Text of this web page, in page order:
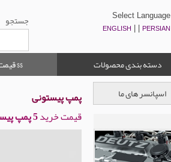
جستجو Select Language
ENGLISH PERSIAN
$$
دسته بندی محصولات
پمپ پیستونی
قیمت خرید5 پمپ پیستونی
اسپانسر های ما